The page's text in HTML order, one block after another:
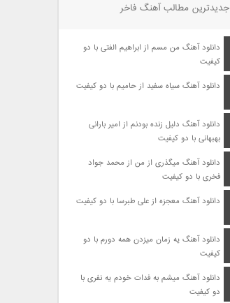
جدیدترین مطالب آهنگ فاخر
دانلود آهنگ من مسم از ابراهیم الفتی با دو
کیفیت
دانلود آهنگ سیاه سفید از حامیم با دو کیفیت
دانلود آهنگ دلیل زنده بودنم از امیر بارانی
بهبهانی با دو کیفیت
دانلود آهنگ میگذری از من از محمد جواد
فخری با دو کیفیت
دانلود آهنگ معجزه از علی طبرسا با دو کیفیت
دانلود آهنگ یه زمان میزدن همه دورم با دو
کیفیت
دانلود آهنگ میشم به فدات خودم یه نفری با
دو کیفیت